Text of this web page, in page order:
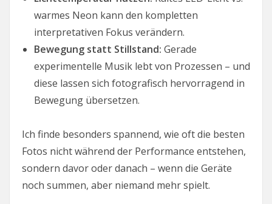
warmes Neon kann den kompletten
interpretativen Fokus verändern.
Bewegung statt Stillstand: Gerade
experimentelle Musik lebt von Prozessen – und
diese lassen sich fotografisch hervorragend in
Bewegung übersetzen.
Ich finde besonders spannend, wie oft die besten
Fotos nicht während der Performance entstehen,
sondern davor oder danach – wenn die Geräte
noch summen, aber niemand mehr spielt.